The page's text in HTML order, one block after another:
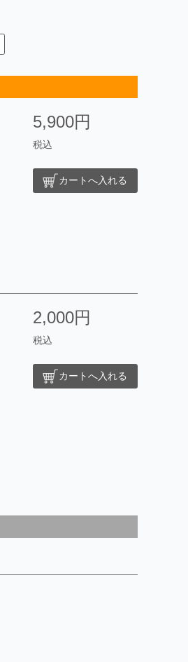
5,900円
税込
カートへ入れる
2,000円
税込
カートへ入れる